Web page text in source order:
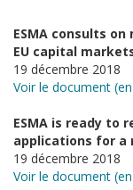
ESMA consults
EU capital
19 décembre 2018
Voir le document
ESMA is ready to
applications for a
19 décembre 2018
Voir le document